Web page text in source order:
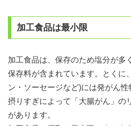
加工食品は最小限
加工食品は、保存のため塩分が多
保存料が含まれています。とくに
ン・ソーセージなど)には発がん性
摂りすぎによって「大腸がん」の
があります。